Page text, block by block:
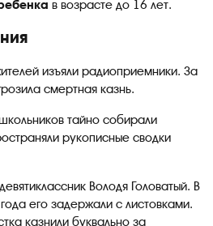
в возрасте до 16 лет.
изъяли радиоприемники. За
смертная казнь.
тайно собирали
рукописные сводки
Володя Головатый. В
его задержали с листовками.
казнили буквально за